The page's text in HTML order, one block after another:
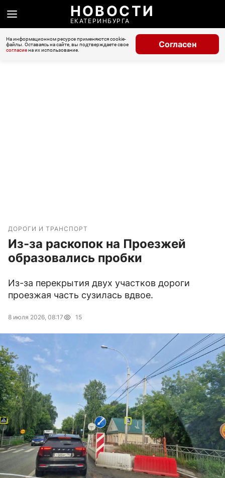
НОВОСТИ
ЕКАТЕРИНБУРГА
На информационном ресурсе применяются cookie-
файлы. Оставаясь на сайте, вы подтверждаете свое
согласиена их использование.
Согласен
ДОРОГИ И ТРАНСПОРТ
Из-за раскопок на Проезжей
образовались пробки
Из-за перекрытия двух участков дороги
проезжая часть сузилась вдвое.
8 июля 2026, 08:17 15